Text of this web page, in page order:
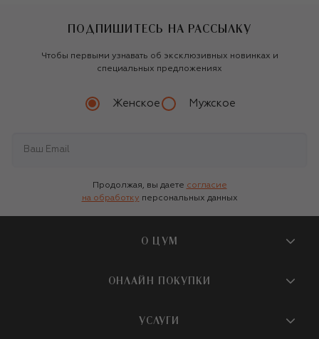
ПОДПИШИТЕСЬ НА РАССЫЛКУ
Чтобы первыми узнавать об эксклюзивных новинках и
специальных предложениях
Женское Мужское
Продолжая, вы даете согласие
на обработку персональных данных
О ЦУМ
О магазине
Бутики и ПВЗ ЦУМ
ОНЛАЙН ПОКУПКИ
УСЛУГИ